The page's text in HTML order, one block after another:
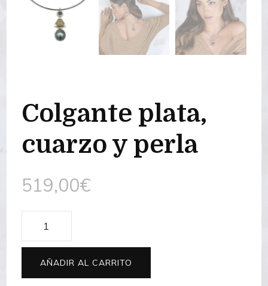
Colgante plata,
cuarzo y perla
519,00€
Colgante
plata,
cuarzo
y
AÑADIR AL CARRITO